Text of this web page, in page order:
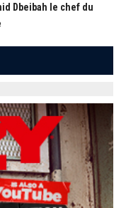
Dbeibah le chef du